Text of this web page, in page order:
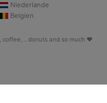
Niederlande
Belgien
coffee, .. donuts and so much ♥